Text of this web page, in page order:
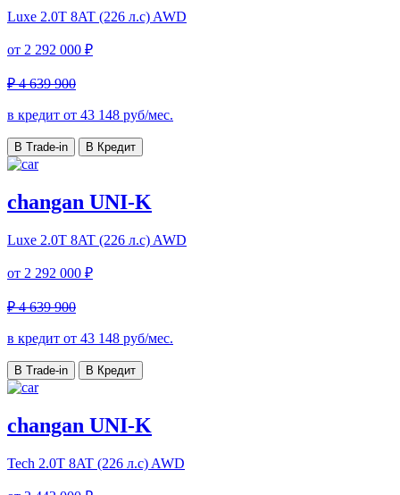
Luxe 2.0T 8AT (226 л.с) AWD
от 2 292 000 ₽
₽ 4 639 900
в кредит от 43 148 руб/мес.
В Trade-in В Кредит
changan UNI-K
Luxe 2.0T 8AT (226 л.с) AWD
от 2 292 000 ₽
₽ 4 639 900
в кредит от 43 148 руб/мес.
В Trade-in В Кредит
changan UNI-K
Tech 2.0T 8AT (226 л.с) AWD